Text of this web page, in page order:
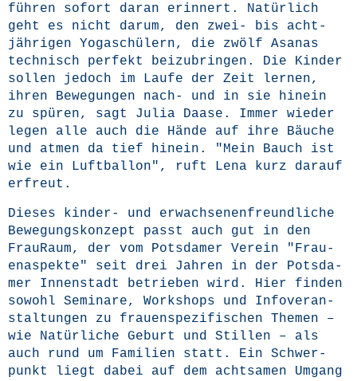
füh­ren sofort dar­an erin­nert. Natür­lich
geht es nicht dar­um, den zwei- bis acht­
jäh­ri­gen Yoga­schü­lern, die zwölf Asa­nas
tech­nisch per­fekt bei­zu­brin­gen. Die Kin­der
sol­len jedoch im Lau­fe der Zeit ler­nen,
ihren Bewe­gun­gen nach- und in sie hin­ein
zu spü­ren, sagt Julia Daa­se. Immer wie­der
legen alle auch die Hän­de auf ihre Bäu­che
und atmen da tief hin­ein. "Mein Bauch ist
wie ein Luft­bal­lon", ruft Lena kurz dar­auf
erfreut.
Die­ses kin­der- und erwach­se­nen­freund­li­che
Bewe­gungs­kon­zept passt auch gut in den
Frau­Raum, der vom Pots­da­mer Ver­ein
"Frau­
en­aspek­te"
seit drei Jah­ren in der Pots­da­
mer Innen­stadt betrie­ben wird. Hier fin­den
sowohl Semi­na­re, Work­shops und Info­ver­an­
stal­tun­gen zu frau­en­spe­zi­fi­schen The­men –
wie Natür­li­che Geburt und Stil­len – als
auch rund um Fami­li­en statt. Ein Schwer­
punkt liegt dabei auf dem acht­sa­men Umgang